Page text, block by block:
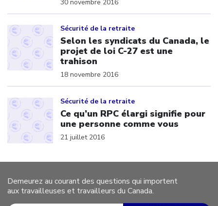
30 novembre 2016
Sécurité de la retraite
Selon les syndicats du Canada, le
projet de loi C-27 est une
trahison
18 novembre 2016
Sécurité de la retraite
Ce qu’un RPC élargi signifie pour
une personne comme vous
21 juillet 2016
Demeurez au courant des questions qui importent
aux travailleuses et travailleurs du Canada.